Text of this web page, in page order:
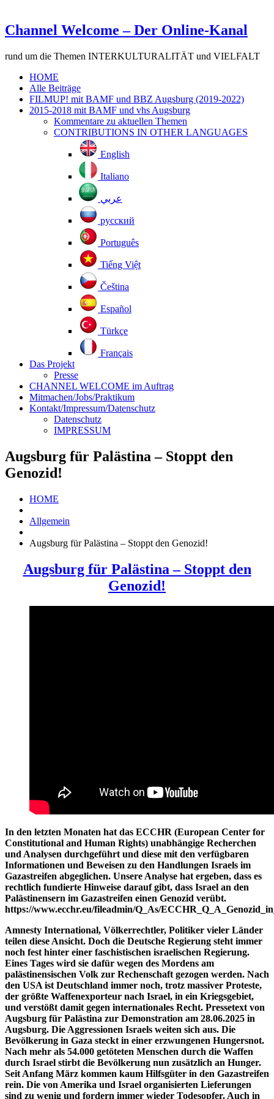
Channel Welcome – Der Online-Kanal
rund um die Themen INTERKULTURALITÄT und VIELFALT
HOME
Alle Beiträge
FILMUP! mit BAMF und BBZ Augsburg (2019-2022)
2015-2018 mit BAMF und vhs Augsburg
Kommentare zu aktuellen Themen
CONTRIBUTIONS IN OTHER LANGUAGES
English
Italiano
عربي
русский
Português
Tiếng Việt
Čeština
Español
Türkçe
Français
Das Projekt
Presse
CHANNEL WELCOME im Auftrag
Mitmachen/Jobs/Praktikum
Kontakt/Impressum/Datenschutz
Datenschutz
IMPRESSUM
Augsburg für Palästina – Stoppt den
Genozid!
HOME
Allgemein
Augsburg für Palästina – Stoppt den Genozid!
Augsburg für Palästina – Stoppt den
Genozid!
In den letzten Monaten hat das ECCHR (European Center for
Constitutional and Human Rights) unabhängige Recherchen
und Analysen durchgeführt und diese mit den verfügbaren
Informationen und Beweisen zu den Handlungen Israels im
Gazastreifen abgeglichen. Unsere Analyse hat ergeben, dass es
rechtlich fundierte Hinweise darauf gibt, dass Israel an den
Palästinensern im Gazastreifen einen Genozid verübt.
https://www.ecchr.eu/fileadmin/Q_As/
Amnesty International, Völkerrechtler, Politiker vieler Länder
teilen diese Ansicht. Doch die Deutsche Regierung steht immer
noch fest hinter einer faschistischen israelischen Regierung.
Eines Tages wird sie dafür wegen des Mordens am
palästinensischen Volk zur Rechenschaft gezogen werden. Nach
den USA ist Deutschland immer noch, trotz massiver Proteste,
der größte Waffenexporteur nach Israel, in ein Kriegsgebiet,
und verstößt damit gegen internationales Recht. Pressetext von
Augsburg für Palästina zur Demonstration am 28.06.2025 in
Augsburg. Die Aggressionen Israels weiten sich aus. Die
Bevölkerung in Gaza steckt in einer erzwungenen Hungersnot.
Nach mehr als 54.000 getöteten Menschen durch die Waffen
durch Israel stirbt die Bevölkerung nun zusätzlich an Hunger.
Seit Anfang März kommen kaum Hilfsgüter in den Gazastreifen
rein. Die von Amerika und Israel organisierten Lieferungen
sind zu wenig und fordern immer wieder Todesopfer. Auch in